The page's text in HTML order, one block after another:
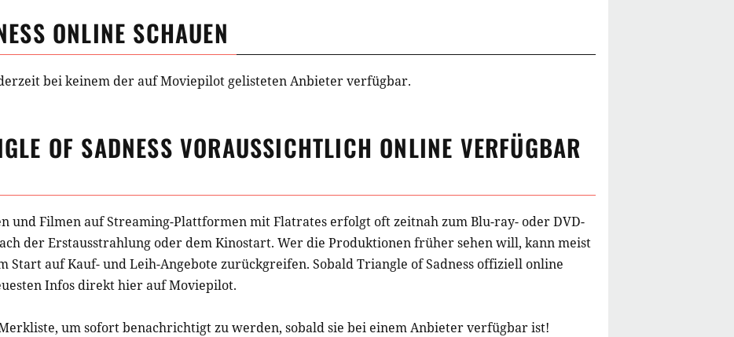
ONLINE SCHAUEN
bei keinem der auf Moviepilot gelisteten Anbieter verfügbar.
OF SADNESS VORAUSSICHTLICH ONLINE VERFÜGBAR
und Filmen auf Streaming-Plattformen mit Flatrates erfolgt oft zeitnah zum Blu-ray- oder DVD-
der Erstausstrahlung oder dem Kinostart. Wer die Produktionen früher sehen will, kann meist
Start auf Kauf- und Leih-Angebote zurückgreifen. SobaldTriangle of Sadness offiziell online
Infos direkt hier auf Moviepilot.
um sofort benachrichtigt zu werden, sobald sie bei einem Anbieter verfügbar ist!